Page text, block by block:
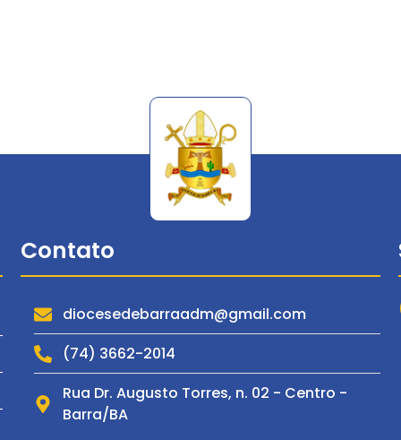
Contato
diocesedebarraadm@gmail.com
(74) 3662-2014
Rua Dr. Augusto Torres, n. 02 - Centro -
Barra/BA